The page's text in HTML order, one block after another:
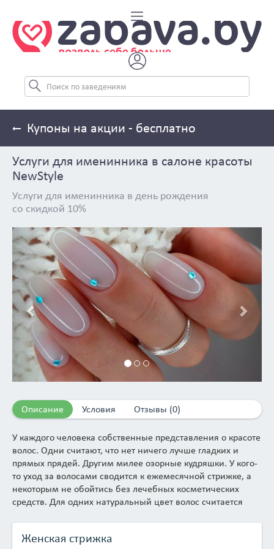
Купоны на акции - бесплатно
Услуги для именинника в салоне красоты
NewStyle
Услуги для именинника в день рождения
со скидкой 10%
Previous Next
Описание Условия Отзывы (0)
У каждого человека собственные представления о красоте
волос. Одни считают, что нет ничего лучше гладких и
прямых прядей. Другим милее озорные кудряшки. У кого-
то уход за волосами сводится к ежемесячной стрижке, а
некоторым не обойтись без лечебных косметических
средств. Для одних натуральный цвет волос считается
приукрасить естественный тон прядок или радикально его
поменять. К вашим услугам всевозможные процедуры,
Женская стрижка